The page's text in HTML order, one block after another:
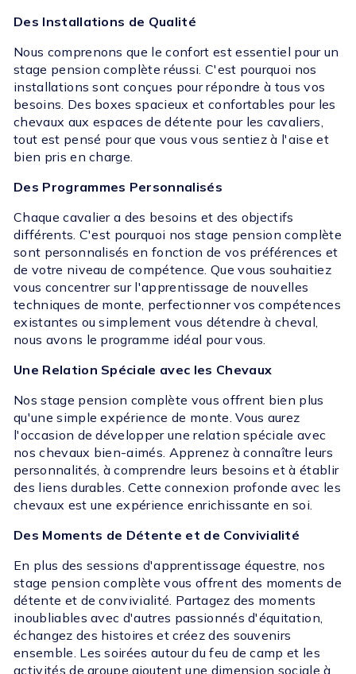
Des Installations de Qualité
Nous comprenons que le confort est essentiel pour un
stage pension complète réussi. C'est pourquoi nos
installations sont conçues pour répondre à tous vos
besoins. Des boxes spacieux et confortables pour les
chevaux aux espaces de détente pour les cavaliers,
tout est pensé pour que vous vous sentiez à l'aise et
bien pris en charge.
Des Programmes Personnalisés
Chaque cavalier a des besoins et des objectifs
différents. C'est pourquoi nos stage pension complète
sont personnalisés en fonction de vos préférences et
de votre niveau de compétence. Que vous souhaitiez
vous concentrer sur l'apprentissage de nouvelles
techniques de monte, perfectionner vos compétences
existantes ou simplement vous détendre à cheval,
nous avons le programme idéal pour vous.
Une Relation Spéciale avec les Chevaux
Nos stage pension complète vous offrent bien plus
qu'une simple expérience de monte. Vous aurez
l'occasion de développer une relation spéciale avec
nos chevaux bien-aimés. Apprenez à connaître leurs
personnalités, à comprendre leurs besoins et à établir
des liens durables. Cette connexion profonde avec les
chevaux est une expérience enrichissante en soi.
Des Moments de Détente et de Convivialité
En plus des sessions d'apprentissage équestre, nos
stage pension complète vous offrent des moments de
détente et de convivialité. Partagez des moments
inoubliables avec d'autres passionnés d'équitation,
échangez des histoires et créez des souvenirs
ensemble. Les soirées autour du feu de camp et les
activités de groupe ajoutent une dimension sociale à